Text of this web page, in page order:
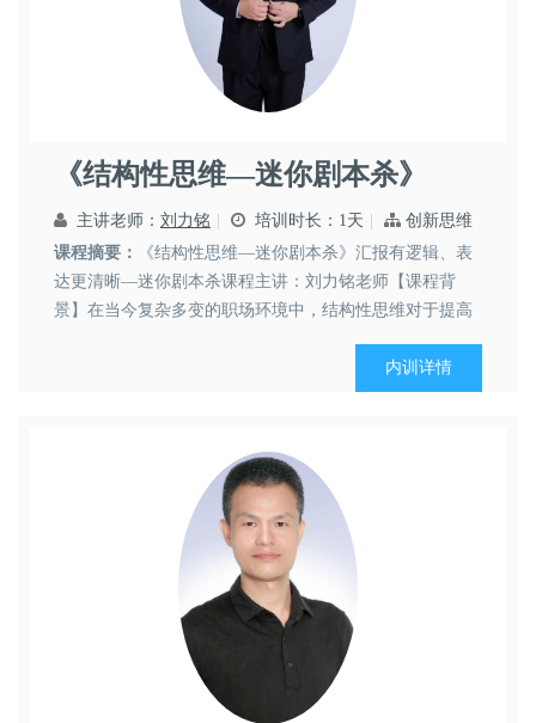
领导艺术 职业素养 党政文化
《结构性思维—迷你剧本杀》
主讲老师： 刘力铭 培训时长：1天
创新思维
课程摘要：
《结构性思维—迷你剧本杀》汇报有逻辑、表
达更清晰—迷你剧本杀课程主讲：刘力铭老师【课程背
景】在当今复杂多变的职场环境中，结构性思维对于提高
忧。实践证明，员工缺乏结构性思维往往会带来了诸多问
题。而这些问题会严重影响到一个团队的整体效率：Ø 汇
内训详情